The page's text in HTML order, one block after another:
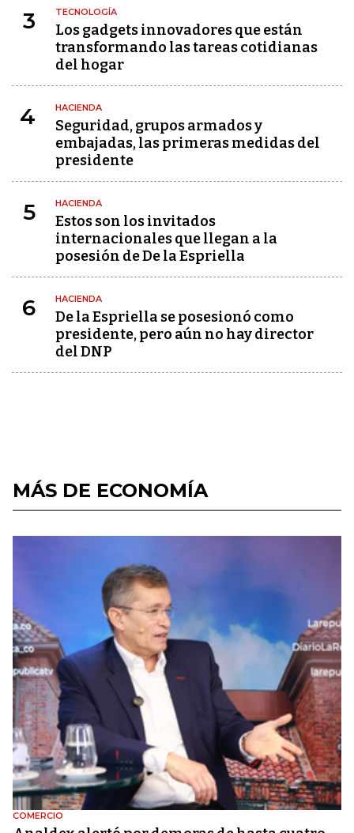
3 TECNOLOGÍA
Los gadgets innovadores que están
transformando las tareas cotidianas
del hogar
4 HACIENDA
Seguridad, grupos armados y
embajadas, las primeras medidas del
presidente
5 HACIENDA
Estos son los invitados
internacionales que llegan a la
posesión de De la Espriella
6 HACIENDA
De la Espriella se posesionó como
presidente, pero aún no hay director
del DNP
MÁS DE ECONOMÍA
COMERCIO